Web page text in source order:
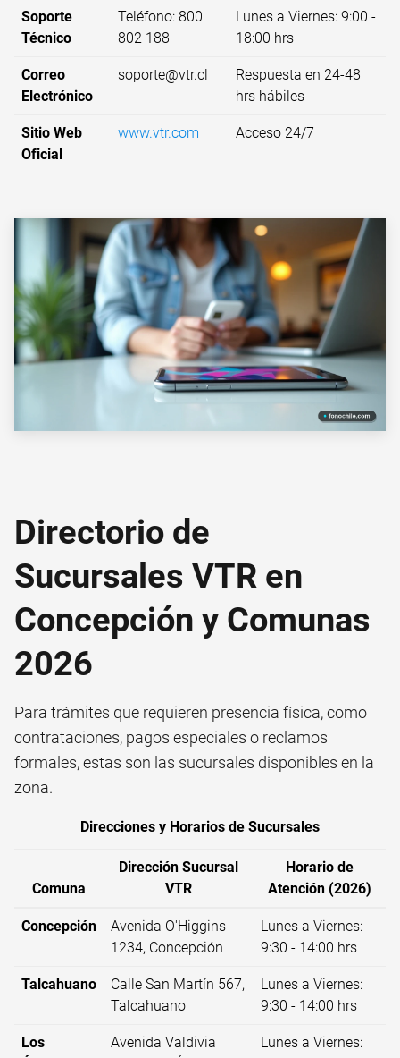
Soporte
Técnico
Teléfono: 800
802 188
Lunes a Viernes: 9:00 -
18:00 hrs
Correo
Electrónico
soporte@vtr.cl
Respuesta en 24-48
hrs hábiles
Sitio Web
Oficial
www.vtr.com Acceso 24/7
Directorio de
Sucursales VTR en
Concepción y Comunas
2026
Para trámites que requieren presencia física, como
contrataciones, pagos especiales o reclamos
formales, estas son las sucursales disponibles en la
zona.
Direcciones y Horarios de Sucursales
Comuna
Dirección Sucursal
VTR
Horario de
Atención (2026)
Concepción
Avenida O'Higgins
1234, Concepción
Lunes a Viernes:
9:30 - 14:00 hrs
Talcahuano
Calle San Martín 567,
Talcahuano
Lunes a Viernes:
9:30 - 14:00 hrs
Los
Avenida Valdivia
Lunes a Viernes: